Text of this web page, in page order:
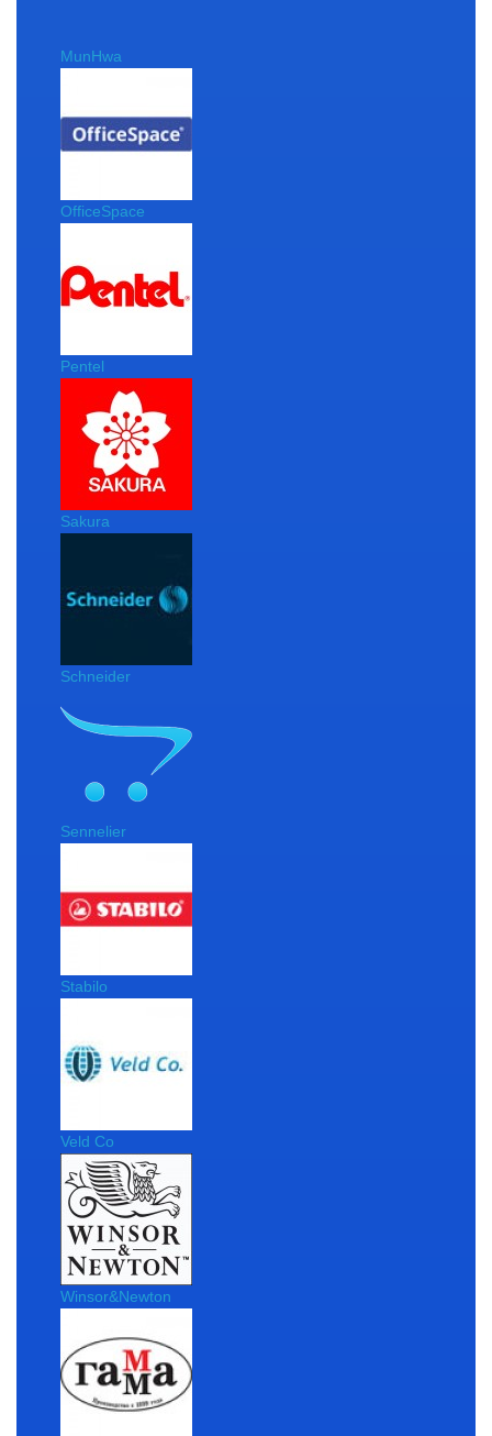
MunHwa
OfficeSpace
Pentel
Sakura
Schneider
Sennelier
Stabilo
Veld Co
Winsor&Newton